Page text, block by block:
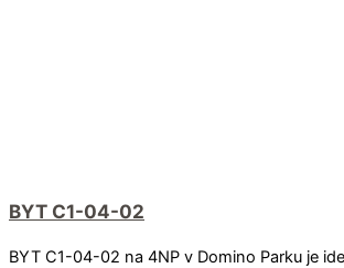
BYT C1-04-02
BYT C1-04-02 na 4NP v Domino Parku je